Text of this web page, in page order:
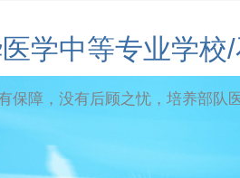
学中等专业学
保障，没有后顾之忧，培养部队